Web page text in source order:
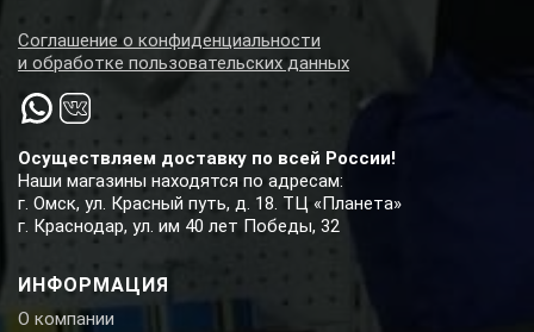
Осуществляем доставку по всей России!
Наши магазины находятся по адресам:
г. Омск, ул. Красный путь, д. 18. ТЦ «Планета»
г. Краснодар, ул. им 40 лет Победы, 32
ИНФОРМАЦИЯ
О компании
Соглашение о конфиденциальности
и обработке пользовательских данных